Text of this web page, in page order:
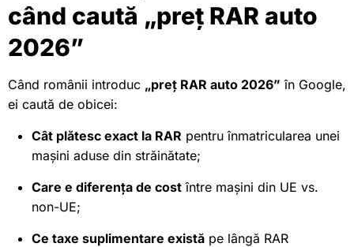
când caută „preț RAR auto
2026”
Când românii introduc „preț RAR auto 2026” în Google,
ei caută de obicei:
Cât plătesc exact la RAR pentru înmatricularea unei
mașini aduse din străinătate;
Care e diferența de cost între mașini din UE vs.
non-UE;
Ce taxe suplimentare există pe lângă RAR